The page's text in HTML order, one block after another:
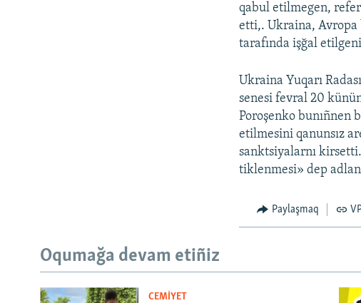
qabul etilmegen,
etti,. Ukraina, Avropa
tarafında işğal
Ukraina Yuqarı
senesi fevral 20
Poroşenko bunıñnen
etilmesini qanunsız
sanktsiyalarnı
tiklenmesi» dep
Paylaşmaq
Oqumağa devam etiñiz
CEMİYET